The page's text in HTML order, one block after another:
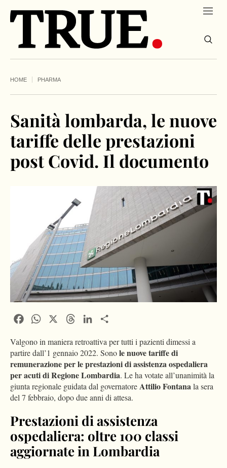
HOME PHARMA
Sanità lombarda, le nuove
tariffe delle prestazioni
post Covid. Il documento
FacebookWhatsApp ThreadsLinkedIn
Valgono in maniera retroattiva per tutti i pazienti dimessi a
partire dall’1 gennaio 2022. Sonole nuove tariffe di
remunerazione per le prestazioni di assistenza ospedaliera
per acuti di Regione Lombardia. Le ha votate all’unanimità la
giunta regionale guidata dal governatoreAttilio Fontanala sera
del 7 febbraio, dopo due anni di attesa.
Prestazioni di assistenza
ospedaliera: oltre 100 classi
aggiornate in Lombardia